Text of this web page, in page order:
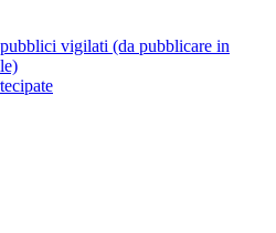
vigilati (da pubblicare in